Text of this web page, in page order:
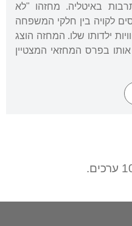
באיטליה. מחזהו "לא
לקויה בין חלקי המשפחה
ילדותו שלו. המחזה הוצג
בפרס המחזאי המצטיין